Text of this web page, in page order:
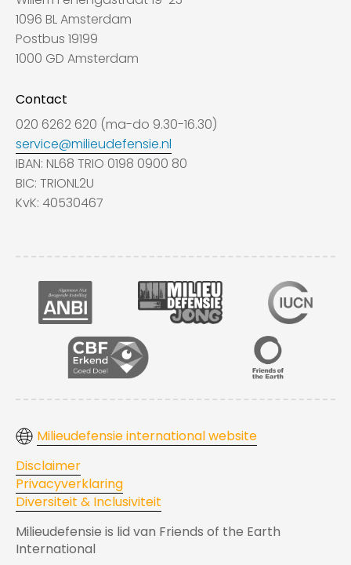
1096 BL Amsterdam
Postbus 19199
1000 GD Amsterdam
Contact
020 6262 620 (ma-do 9.30-16.30)
service@milieudefensie.nl
IBAN: NL68 TRIO 0198 0900 80
BIC: TRIONL2U
KvK: 40530467
Milieudefensie international website
Disclaimer
Privacyverklaring
Diversiteit & Inclusiviteit
Milieudefensie is lid van Friends of the Earth
International